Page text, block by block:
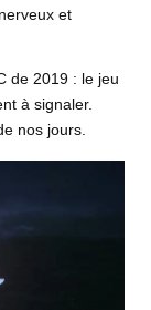
et
de 2019 : le jeu
à signaler.
nos jours.